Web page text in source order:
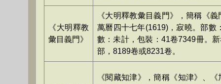
《大明釋教
彙目義門》
《大明釋教彙目義門》，簡稱《
萬曆四十七年(1619)，寂曉。部數
數：未計，包裝：41卷7349冊。
部，8189卷或8231卷。
《閱藏知津》，簡稱《知津》、